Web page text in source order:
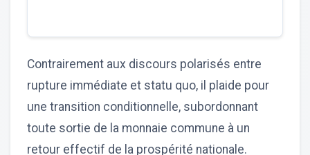
Contrairement aux discours polarisés entre
rupture immédiate et statu quo, il plaide pour
une transition conditionnelle, subordonnant
toute sortie de la monnaie commune à un
retour effectif de la prospérité nationale.